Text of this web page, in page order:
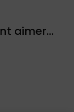
aimer...